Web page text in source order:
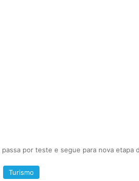
passa por teste e segue para nova etapa
Turismo